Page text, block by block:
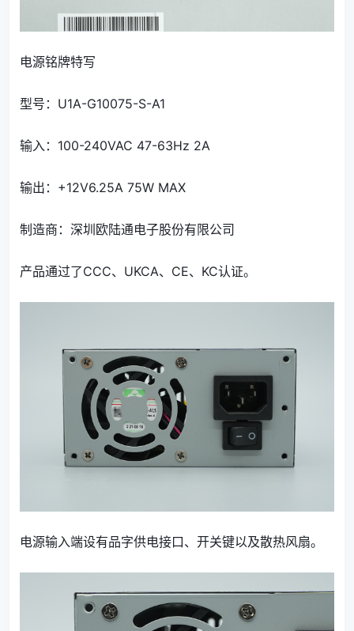
电源铭牌特写
型号：U1A-G10075-S-A1
输入：100-240VAC 47-63Hz 2A
输出：+12V6.25A 75W MAX
制造商：深圳欧陆通电子股份有限公司
产品通过了CCC、UKCA、CE、KC认证。
电源输入端设有品字供电接口、开关键以及散热风扇。